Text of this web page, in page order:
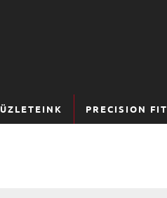
ÜZLETEINK PRECISION FIT